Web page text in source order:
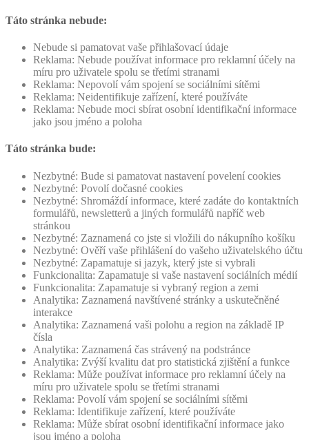
Táto stránka nebude:
Nebude si pamatovat vaše přihlašovací údaje
Reklama: Nebude používat informace pro reklamní účely na
míru pro uživatele spolu se třetími stranami
Reklama: Nepovolí vám spojení se sociálními sítěmi
Reklama: Neidentifikuje zařízení, které používáte
Reklama: Nebude moci sbírat osobní identifikační informace
jako jsou jméno a poloha
Táto stránka bude:
Nezbytné: Bude si pamatovat nastavení povelení cookies
Nezbytné: Povolí dočasné cookies
Nezbytné: Shromáždí informace, které zadáte do kontaktních
formulářů, newsletterů a jiných formulářů napříč web
stránkou
Nezbytné: Zaznamená co jste si vložili do nákupního košíku
Nezbytné: Ověří vaše přihlášení do vašeho uživatelského účtu
Nezbytné: Zapamatuje si jazyk, který jste si vybrali
Funkcionalita: Zapamatuje si vaše nastavení sociálních médií
Funkcionalita: Zapamatuje si vybraný region a zemi
Analytika: Zaznamená navštívené stránky a uskutečněné
interakce
Analytika: Zaznamená vaši polohu a region na základě IP
čísla
Analytika: Zaznamená čas strávený na podstránce
Analytika: Zvýší kvalitu dat pro statistická zjištění a funkce
Reklama: Může používat informace pro reklamní účely na
míru pro uživatele spolu se třetími stranami
Reklama: Povolí vám spojení se sociálními sítěmi
Reklama: Identifikuje zařízení, které používáte
Reklama: Může sbírat osobní identifikační informace jako
jsou jméno a poloha